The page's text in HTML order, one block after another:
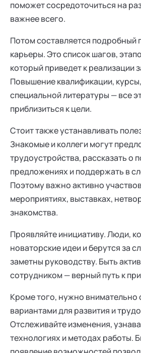
поможет сосредоточиться на
важнее всего.
Потом составляется подробный
карьеры. Это список шагов,
который приведет к реализации
Повышение квалификации,
специальной литературы — все
приблизиться к цели.
Стоит также устанавливать
Знакомые и коллеги могут
трудоустройства, рассказать о
предложениях и поддержать в
Поэтому важно активно
мероприятиях, выставках,
знакомства.
Проявляйте инициативу. Люди,
новаторские идеи и берутся за
заметны руководству. Быть
сотрудником — верный путь к
Кроме того, нужно внимательно
вариантами для развития и
Отслеживайте изменения,
технологиях и методах работы.